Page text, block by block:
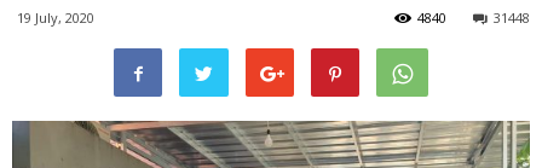
19 July, 2020 31448
4840